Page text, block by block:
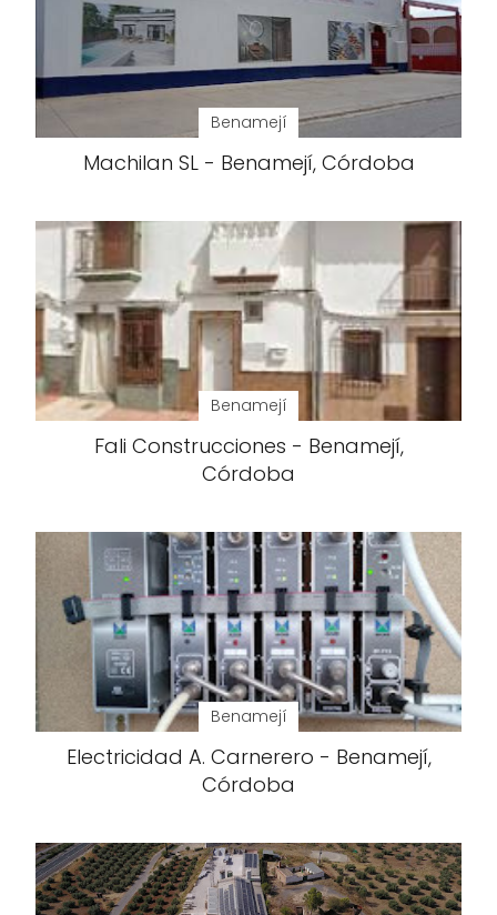
Benamejí
Machilan SL - Benamejí, Córdoba
Benamejí
Fali Construcciones - Benamejí,
Córdoba
Benamejí
Electricidad A. Carnerero - Benamejí,
Córdoba